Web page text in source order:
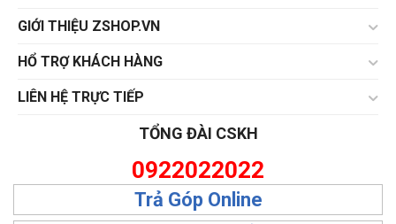
GIỚI THIỆU ZSHOP.VN
HỔ TRỢ KHÁCH HÀNG
LIÊN HỆ TRỰC TIẾP
TỔNG ĐÀI CSKH
0922022022
Trả Góp Online